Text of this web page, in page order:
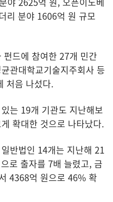
리 분야 1606억 원 규모
드에 참여한 27개 민간
관대학교기술지주회사 등
처음 나섰다.
는 19개 기관도 지난해보
확대한 것으로 나타났다.
반법인 14개는 지난해 21
로 출자를 7배 늘렸고, 금
4368억 원으로 46% 확